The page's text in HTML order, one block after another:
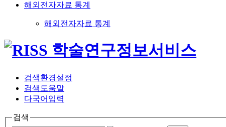
해외전자자료 통계
해외전자자료 통계
검색환경설정
검색도움말
다국어입력
검색